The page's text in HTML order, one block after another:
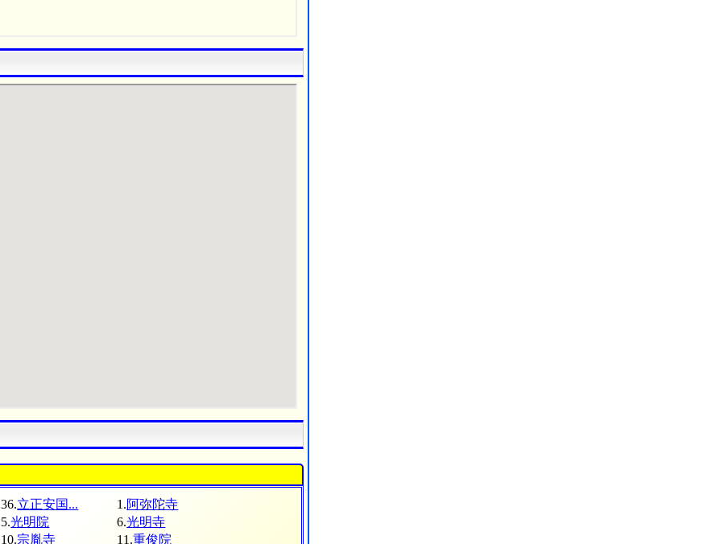
36.立正安国... 1.阿弥陀寺
5.光明院 6.光明寺
10.宗胤寺 11.重俊院